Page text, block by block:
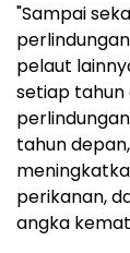
"Sampai
pelaut
setiap tahun
tahun
perikanan,
angka